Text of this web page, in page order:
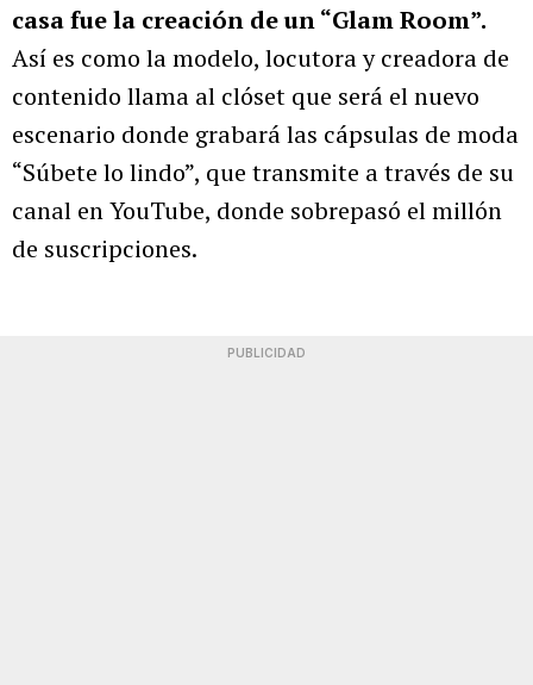
casa fue la creación de un “Glam Room”.
Así es como la modelo, locutora y creadora de
contenido llama al clóset que será el nuevo
escenario donde grabará las cápsulas de moda
“Súbete lo lindo”, que transmite a través de su
canal en YouTube, donde sobrepasó el millón
de suscripciones.
PUBLICIDAD